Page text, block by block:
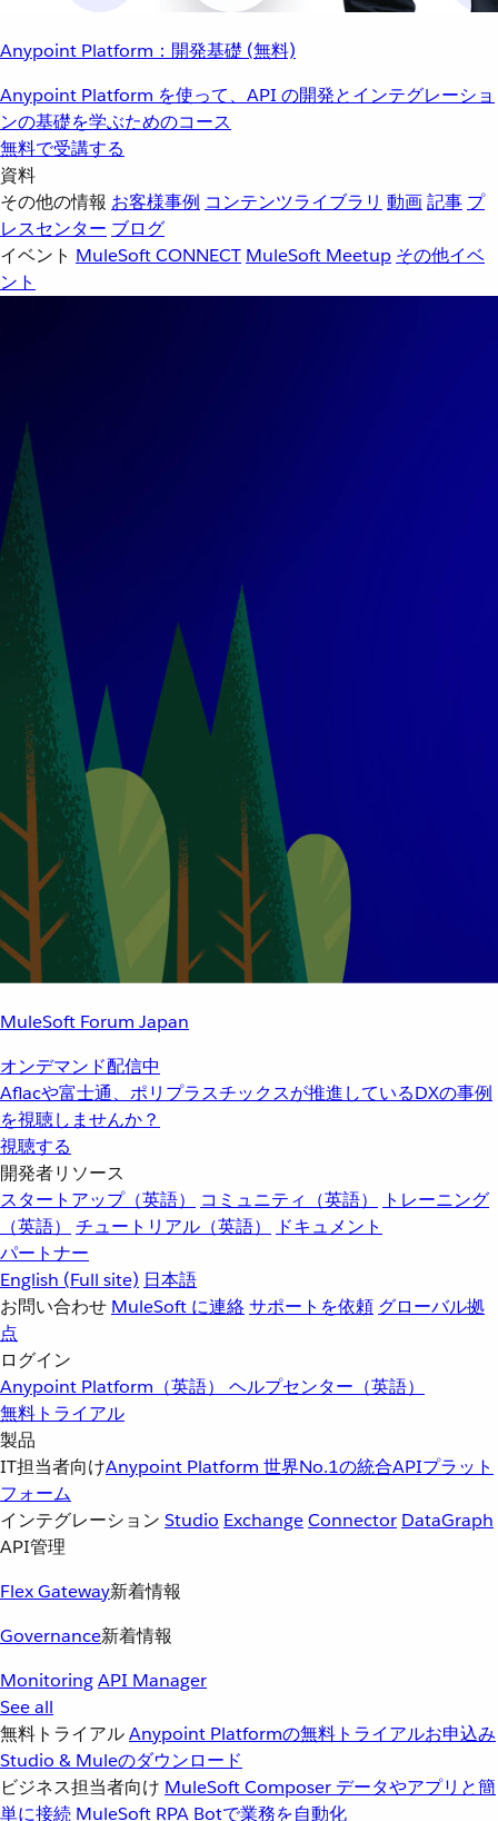
Anypoint Platform：開発基礎 (無料)
Anypoint Platform を使って、API の開発とインテグレーショ
ンの基礎を学ぶためのコース
無料で受講する
資料
その他の情報 お客様事例 コンテンツライブラリ 動画記事 プ
レスセンター ブログ
イベント MuleSoft CONNECT MuleSoft Meetup その他イベ
ント
MuleSoft Forum Japan
オンデマンド配信中
Aflacや富士通、ポリプラスチックスが推進しているDXの事例
を視聴しませんか？
視聴する
開発者リソース
スタートアップ（英語）
コミュニティ（英語）
トレーニング
（英語）
チュートリアル（英語）
ドキュメント
パートナー
English (Full site) 日本語
お問い合わせ MuleSoft に連絡サポートを依頼 グローバル拠
点
ログイン
Anypoint Platform（英語） ヘルプセンター（英語）
無料トライアル
製品
IT担当者向けAnypoint Platform 世界No.1の統合APIプラット
フォーム
インテグレーション Studio ExchangeConnector DataGraph
API管理
Flex Gateway新着情報
Governance新着情報
MonitoringAPI Manager
See all
無料トライアルAnypoint Platformの無料トライアルお申込み
Studio & Muleのダウンロード
ビジネス担当者向け MuleSoft Composer データやアプリと簡
単に接続 MuleSoft RPA Botで業務を自動化